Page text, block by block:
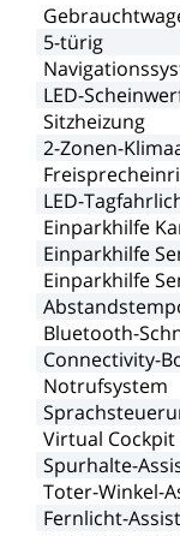
5-türig
LED-
Sitzheizung
2-Zonen-
LED-
Einparkhilfe
Einparkhilfe
Einparkhilfe
Bluetooth-
Connectivity-
Notrufsystem
Virtual Cockpit
Spurhalte-
Toter-Winkel-
Fernlicht-